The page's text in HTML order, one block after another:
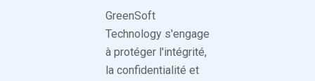
GreenSoft
Technology s'engage
à protéger l'intégrité,
la confidentialité et